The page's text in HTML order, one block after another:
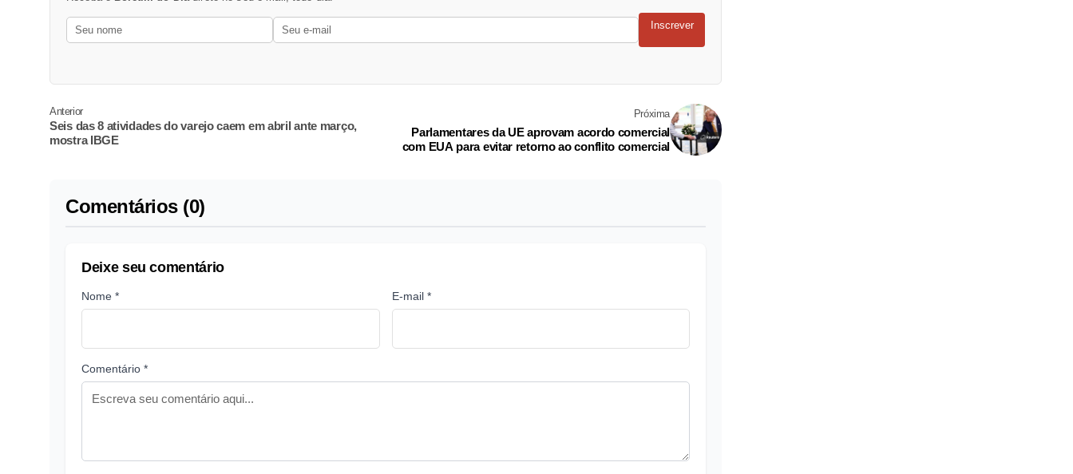
Inscrever
Anterior
Seis das 8 atividades do varejo caem em abril ante março,
mostra IBGE
Próxima
Parlamentares da UE aprovam acordo comercial
com EUA para evitar retorno ao conflito comercial
Comentários (0)
Deixe seu comentário
Nome * E-mail *
Comentário *